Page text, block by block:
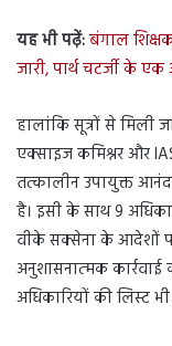
यह भी पढ़ें:बंगाल
जारी, पार्थ चटर्जी के
हालांकि सूत्रों से मिली
एक्साइज कमिश्नर और
तत्कालीन उपायुक्त
है। इसी के साथ 9
वीके सक्सेना के आदेशों
अनुशासनात्‍मक
अधिकारियों की लिस्ट